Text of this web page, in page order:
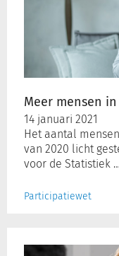
Meer mensen
14 januari 2021
Het aantal
van 2020 licht
voor de Statistiek …
Participatiewet
crisisjaar
2020
gezondheid